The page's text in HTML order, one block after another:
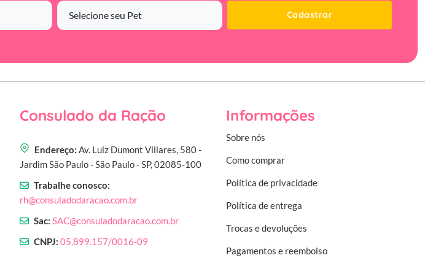
Cadastrar
Consulado da Ração
Endereço: Av. Luiz Dumont Villares, 580 -
Jardim São Paulo - São Paulo - SP, 02085-100
Trabalhe conosco:
rh@consuladodaracao.com.br
Sac: SAC@consuladodaracao.com.br
CNPJ: 05.899.157/0016-09
Informações
Sobre nós
Como comprar
Política de privacidade
Política de entrega
Trocas e devoluções
Pagamentos e reembolso